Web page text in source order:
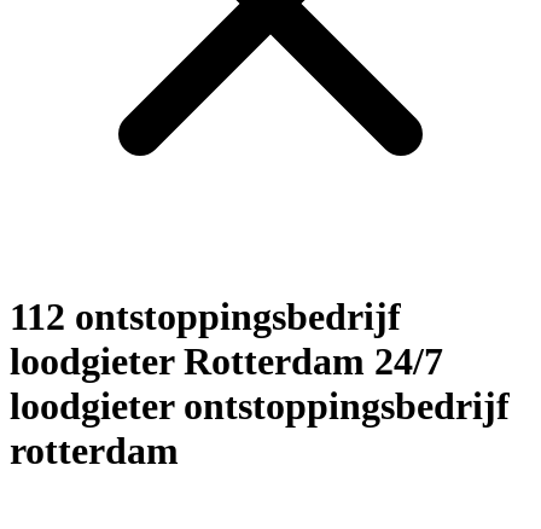
112 ontstoppingsbedrijf
loodgieter Rotterdam 24/7
loodgieter ontstoppingsbedrijf
rotterdam